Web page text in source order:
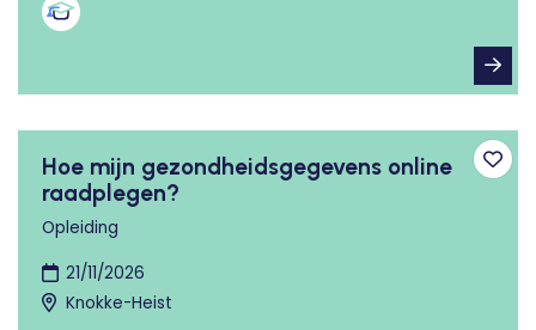
Hoe mijn gezondheidsgegevens online
raadplegen?
Opleiding
21/11/2026
Knokke-Heist